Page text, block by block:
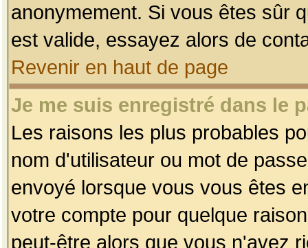
anonymement. Si vous êtes sûr
est valide, essayez alors de
Revenir en haut de page
Je me suis enregistré dans le
Les raisons les plus probables
nom d'utilisateur ou mot de
envoyé lorsque vous vous êtes
votre compte pour quelque
peut-être alors que vous n'avez